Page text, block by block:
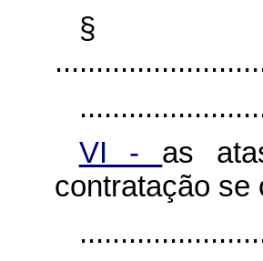
§
VI - as
contratação se